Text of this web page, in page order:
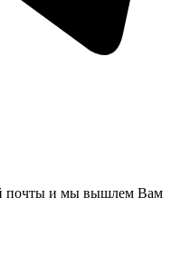
почты и мы вышлем Вам